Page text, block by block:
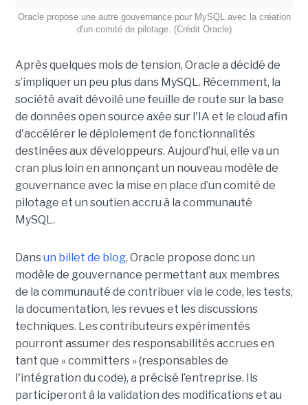
Oracle propose une autre gouvernance pour MySQL avec la création
d'un comité de pilotage. (Crédit Oracle)
Après quelques mois de tension, Oracle a décidé de
s’impliquer un peu plus dans MySQL. Récemment, la
société avait dévoilé une feuille de route sur la base
de données open source axée sur l'IA et le cloud afin
d'accélérer le déploiement de fonctionnalités
destinées aux développeurs. Aujourd’hui, elle va un
cran plus loin en annonçant un nouveau modèle de
gouvernance avec la mise en place d’un comité de
pilotage et un soutien accru à la communauté
MySQL.
Dansun billet de blog, Oracle propose donc un
modèle de gouvernance permettant aux membres
de la communauté de contribuer via le code, les tests,
la documentation, les revues et les discussions
techniques. Les contributeurs expérimentés
pourront assumer des responsabilités accrues en
tant que « committers » (responsables de
l'intégration du code), a précisé l’entreprise. Ils
participeront à la validation des modifications et au